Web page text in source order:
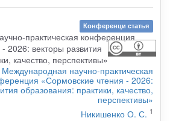
Конференци статья
Международная научно-практическая
«Сормовские чтения - 2026:
образования: практики, качество,
перспективы»
Никишенко О. С. 1